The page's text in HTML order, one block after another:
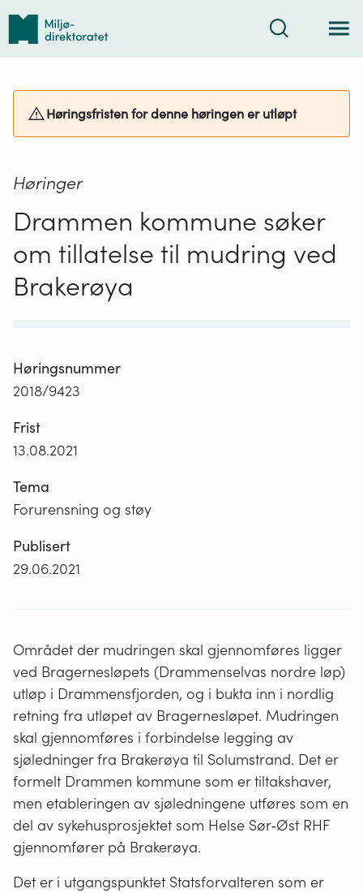
Tilbake
forsiden
Søk
Høringsfristen for denne høringen er utløpt
Høringer
Drammen kommune søker
om tillatelse til mudring ved
Brakerøya
Høringsnummer
2018/9423
Frist
13.08.2021
Tema
Forurensning og støy
Publisert
29.06.2021
Området der mudringen skal gjennomføres ligger
ved Bragernesløpets (Drammenselvas nordre løp)
utløp i Drammensfjorden, og i bukta inn i nordlig
retning fra utløpet av Bragernesløpet. Mudringen
skal gjennomføres i forbindelse legging av
sjøledninger fra Brakerøya til Solumstrand. Det er
formelt Drammen kommune som er tiltakshaver,
men etableringen av sjøledningene utføres som en
del av sykehusprosjektet som Helse Sør‐Øst RHF
gjennomfører på Brakerøya.
Det er i utgangspunktet Statsforvalteren som er